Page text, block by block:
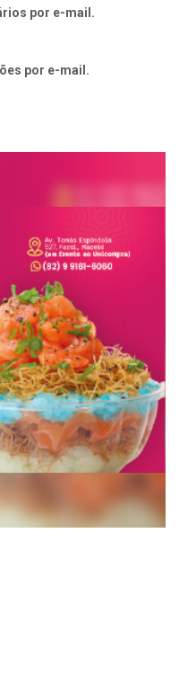
por e-mail.
por e-mail.